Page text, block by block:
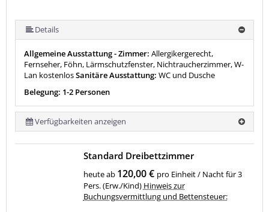
Details
Allgemeine Ausstattung - Zimmer: Allergikergerecht,
Fernseher, Föhn, Lärmschutzfenster, Nichtraucherzimmer, W-
Lan kostenlosSanitäre Ausstattung: WC und Dusche
Belegung: 1-2 Personen
Verfügbarkeiten anzeigen
Standard Dreibettzimmer
heute ab 120,00 € pro Einheit / Nacht für 3
Pers. (Erw./Kind) Hinweis zur
Buchungsvermittlung und Bettensteuer: